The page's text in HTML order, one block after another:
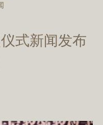
式新闻发布